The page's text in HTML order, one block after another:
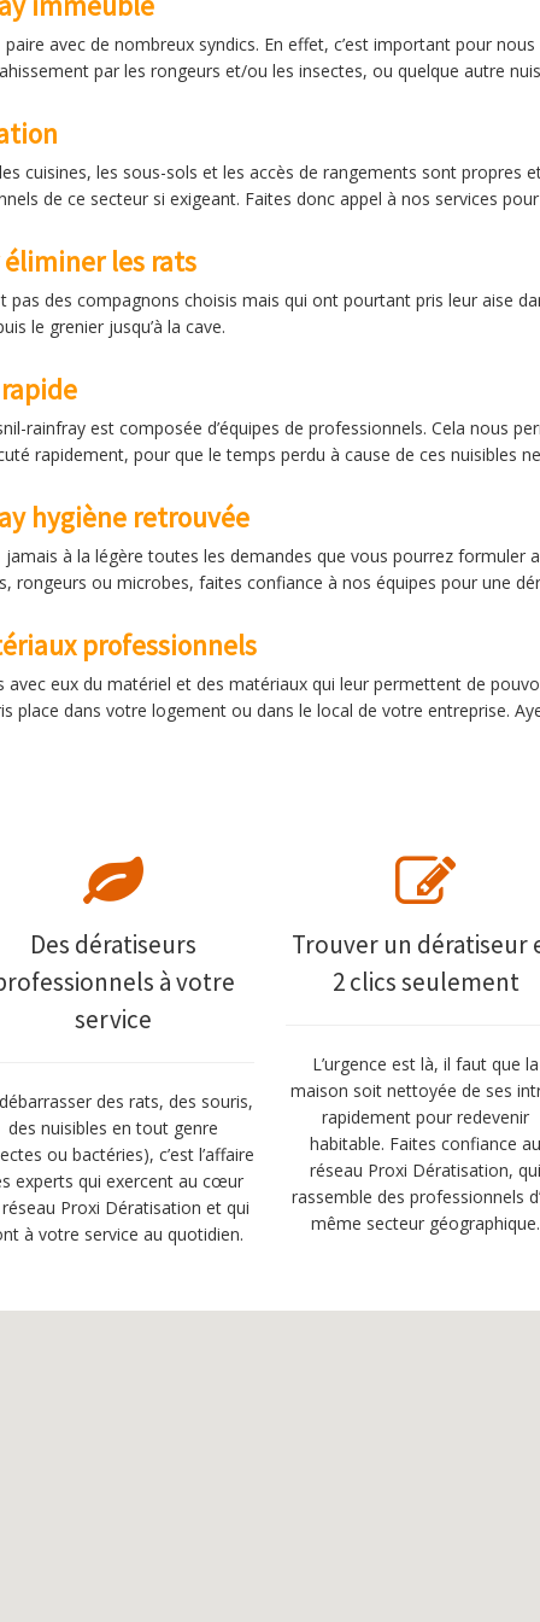
avec de nombreux syndics. En effet, c’est important pour
par les rongeurs et/ou les insectes, ou quelque autre
cuisines, les sous-sols et les accès de rangements sont propres
de ce secteur si exigeant. Faites donc appel à nos services
les rats
pas des compagnons choisis mais qui ont pourtant pris leur aise
le grenier jusqu’à la cave.
rainfray est composée d’équipes de professionnels. Cela nous
rapidement, pour que le temps perdu à cause de ces nuisibles
hygiène retrouvée
à la légère toutes les demandes que vous pourrez formuler
rongeurs ou microbes, faites confiance à nos équipes pour une
professionnels
eux du matériel et des matériaux qui leur permettent de
place dans votre logement ou dans le local de votre entreprise.
Des dératiseurs
à votre
service
des rats, des souris,
des nuisibles en tout genre
ou bactéries), c’est l’affaire
experts qui exercent au cœur
Proxi Dératisation et qui
à votre service au quotidien.
Trouver un dératiseur
2 clics seulement
L’urgence est là, il faut que la
maison soit nettoyée de ses
rapidement pour redevenir
habitable. Faites confiance
réseau Proxi Dératisation,
rassemble des professionnels
même secteur géographique.